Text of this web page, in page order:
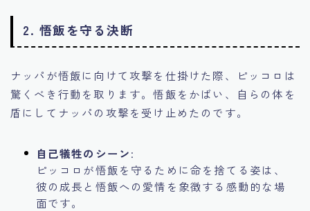
2. 悟飯を守る決断
ナッパが悟飯に向けて攻撃を仕掛けた際、ピッコロは
驚くべき行動を取ります。悟飯をかばい、自らの体を
盾にしてナッパの攻撃を受け止めたのです。
自己犠牲のシーン:
ピッコロが悟飯を守るために命を捨てる姿は、
彼の成長と悟飯への愛情を象徴する感動的な場
面です。